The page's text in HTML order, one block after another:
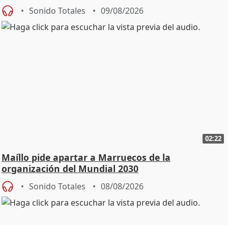
Sonido Totales 09/08/2026
02:22
Maíllo pide apartar a Marruecos de la
organización del Mundial 2030
Sonido Totales 08/08/2026